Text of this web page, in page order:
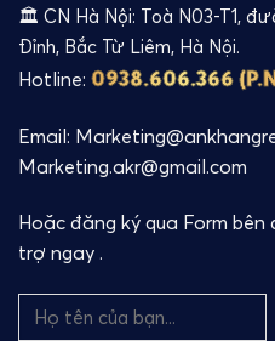
🏛️ CN Hà Nội: Toà N03-T1,
Đỉnh, Bắc Từ Liêm, Hà Nội.
Hotline: 0938.606.366
Email:
Marketing.akr@gmail.com
Hoặc đăng ký qua Form bên
trợ ngay .